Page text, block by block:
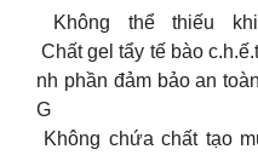
Không thể thiếu
Chất gel tẩy tế bào
nh phần đảm bảo an
G
Không chứa chất tạo